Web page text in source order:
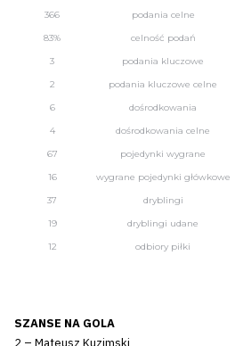
366
podania celne
83%
celność podań
3
podania kluczowe
2
podania kluczowe celne
6
dośrodkowania
4
dośrodkowania celne
67
pojedynki wygrane
16
wygrane pojedynki główkowe
37
dryblingi
19
dryblingi udane
12
odbiory piłki
SZANSE NA GOLA
2 – Mateusz Kuzimski